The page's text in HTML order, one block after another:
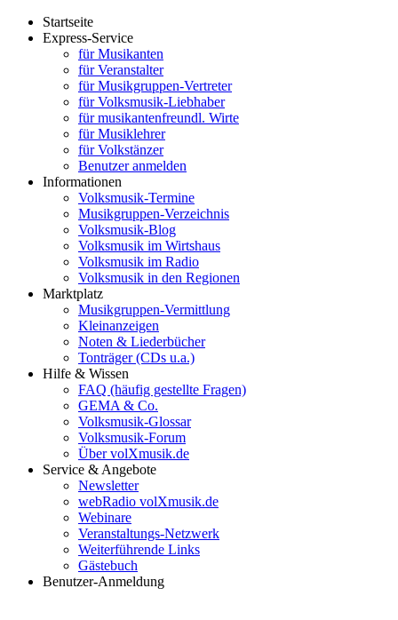
Startseite
Express-Service
für Musikanten
für Veranstalter
für Musikgruppen-Vertreter
für Volksmusik-Liebhaber
für musikantenfreundl. Wirte
für Musiklehrer
für Volkstänzer
Benutzer anmelden
Informationen
Volksmusik-Termine
Musikgruppen-Verzeichnis
Volksmusik-Blog
Volksmusik im Wirtshaus
Volksmusik im Radio
Volksmusik in den Regionen
Marktplatz
Musikgruppen-Vermittlung
Kleinanzeigen
Noten & Liederbücher
Tonträger (CDs u.a.)
Hilfe & Wissen
FAQ (häufig gestellte Fragen)
GEMA & Co.
Volksmusik-Glossar
Volksmusik-Forum
Über volXmusik.de
Service & Angebote
Newsletter
webRadio volXmusik.de
Webinare
Veranstaltungs-Netzwerk
Weiterführende Links
Gästebuch
Benutzer-Anmeldung